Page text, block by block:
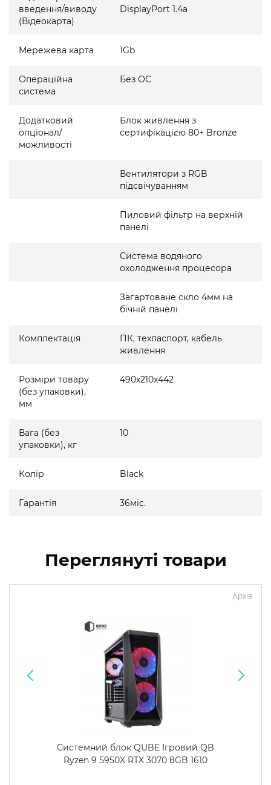
введення/виводу
(Відеокарта)
DisplayPort 1.4a
Мережева карта 1Gb
Операційна
система
Без ОС
Додатковий
опціонал/
можливості
Блок живлення з
сертифікацією 80+ Bronze
Вентилятори з RGB
підсвічуванням
Пиловий фільтр на верхній
панелі
Система водяного
охолодження процесора
Загартоване скло 4мм на
бічній панелі
Комплектація
ПК, техпаспорт, кабель
живлення
Розміри товару
(без упаковки),
мм
490x210x442
Вага (без
упаковки), кг
10
Колір Black
Гарантія 36міс.
Переглянуті товари
Архів
Системний блок QUBE Ігровий QB
Ryzen 9 5950X RTX 3070 8GB 1610